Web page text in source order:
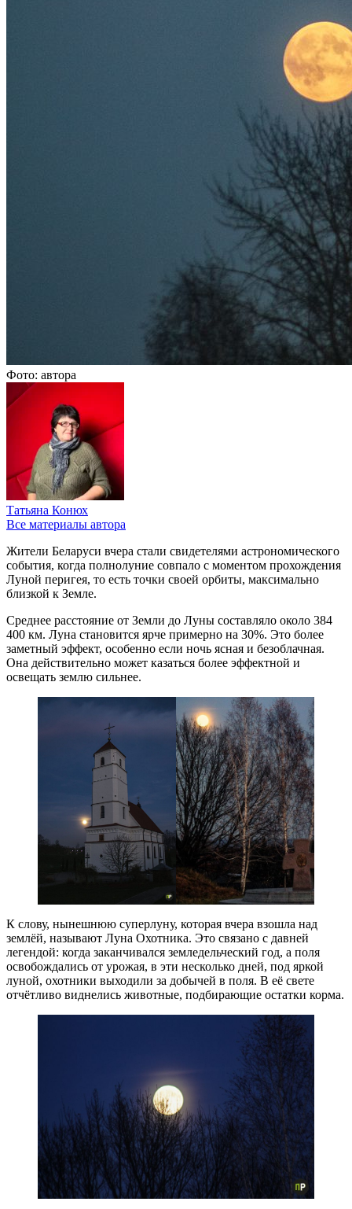
Фото: автора
Татьяна Конюх
Все материалы автора
Жители Беларуси вчера стали свидетелями астрономического
события, когда полнолуние совпало с моментом прохождения
Луной перигея, то есть точки своей орбиты, максимально
близкой к Земле.
Среднее расстояние от Земли до Луны составляло около 384
400 км. Луна становится ярче примерно на 30%. Это более
заметный эффект, особенно если ночь ясная и безоблачная.
Она действительно может казаться более эффектной и
освещать землю сильнее.
К слову, нынешнюю суперлуну, которая вчера взошла над
землёй, называют Луна Охотника. Это связано с давней
легендой: когда заканчивался земледельческий год, а поля
освобождались от урожая, в эти несколько дней, под яркой
луной, охотники выходили за добычей в поля. В её свете
отчётливо виднелись животные, подбирающие остатки корма.